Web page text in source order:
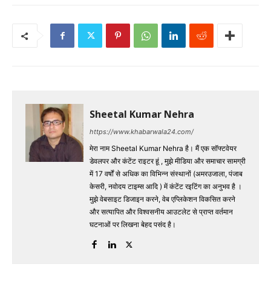
Sheetal Kumar Nehra
https://www.khabarwala24.com/
मेरा नाम Sheetal Kumar Nehra है। मैं एक सॉफ्टवेयर
डेवलपर और कंटेंट राइटर हूं , मुझे मीडिया और समाचार सामग्री
में 17 वर्षों से अधिक का विभिन्न संस्थानों (अमरउजाला, पंजाब
केसरी, नवोदय टाइम्स आदि ) में कंटेंट रइटिंग का अनुभव है ।
मुझे वेबसाइट डिजाइन करने, वेब एप्लिकेशन विकसित करने
और सत्यापित और विश्वसनीय आउटलेट से प्राप्त वर्तमान
घटनाओं पर लिखना बेहद पसंद है।